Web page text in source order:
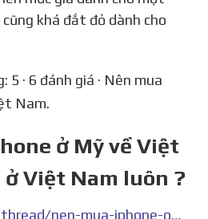
cũng khá đắt đỏ dành cho
5 · 6 đánh giá · Nên mua
Nam.
ở Mỹ về Việt
ở Việt Nam luôn ?
https://tinhte.vn/thread/nen-mua-iphone-o-my-ve-viet-nam-hay-mua-o-viet-nam-luon.1692388/